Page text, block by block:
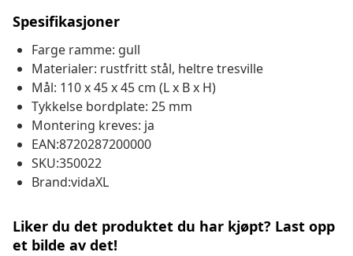
Spesifikasjoner
Farge ramme: gull
Materialer: rustfritt stål, heltre tresville
Mål: 110 x 45 x 45 cm (L x B x H)
Tykkelse bordplate: 25 mm
Montering kreves: ja
EAN:8720287200000
SKU:350022
Brand:vidaXL
Liker du det produktet du har kjøpt? Last opp
et bilde av det!